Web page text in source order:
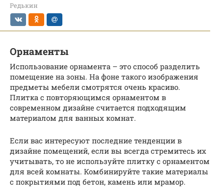
Редькин
Орнаменты
Использование орнамента – это способ разделить
помещение на зоны. На фоне такого изображения
предметы мебели смотрятся очень красиво.
Плитка с повторяющимся орнаментом в
современном дизайне считается подходящим
материалом для ванных комнат.
Если вас интересуют последние тенденции в
дизайне помещений, если вы всегда стремитесь их
учитывать, то не используйте плитку с орнаментом
для всей комнаты. Комбинируйте такие материалы
с покрытиями под бетон, камень или мрамор.